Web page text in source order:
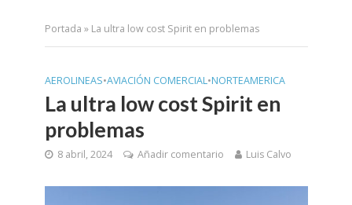
Portada » La ultra low cost Spirit en problemas
AEROLINEAS•AVIACIÓN COMERCIAL•NORTEAMERICA
La ultra low cost Spirit en
problemas
8 abril, 2024 Añadir comentario Luis Calvo